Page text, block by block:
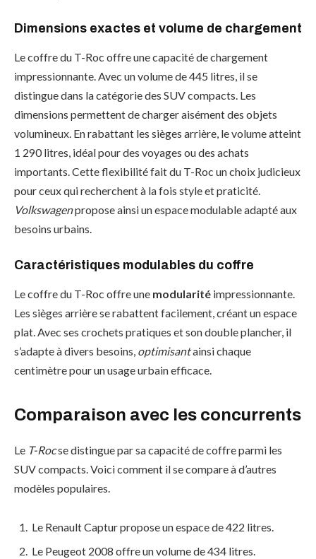
Dimensions exactes et volume de chargement
Le coffre du T-Roc offre une capacité de chargement
impressionnante. Avec un volume de 445 litres, il se
distingue dans la catégorie des SUV compacts. Les
dimensions permettent de charger aisément des objets
volumineux. En rabattant les sièges arrière, le volume atteint
1 290 litres, idéal pour des voyages ou des achats
importants. Cette flexibilité fait du T-Roc un choix judicieux
pour ceux qui recherchent à la fois style et praticité.
Volkswagenpropose ainsi un espace modulable adapté aux
besoins urbains.
Caractéristiques modulables du coffre
Le coffre du T-Roc offre une modularité impressionnante.
Les sièges arrière se rabattent facilement, créant un espace
plat. Avec ses crochets pratiques et son double plancher, il
s’adapte à divers besoins, optimisantainsi chaque
centimètre pour un usage urbain efficace.
Comparaison avec les concurrents
Le T-Rocse distingue par sa capacité de coffre parmi les
SUV compacts. Voici comment il se compare à d’autres
modèles populaires.
Le Renault Captur propose un espace de 422 litres.
Le Peugeot 2008 offre un volume de 434 litres.